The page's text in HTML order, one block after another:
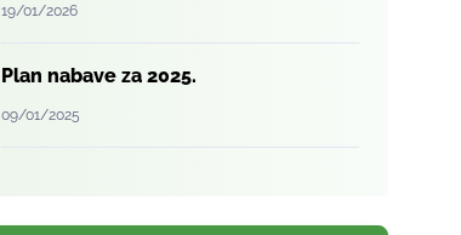
19/01/2026
Plan nabave za 2025.
09/01/2025